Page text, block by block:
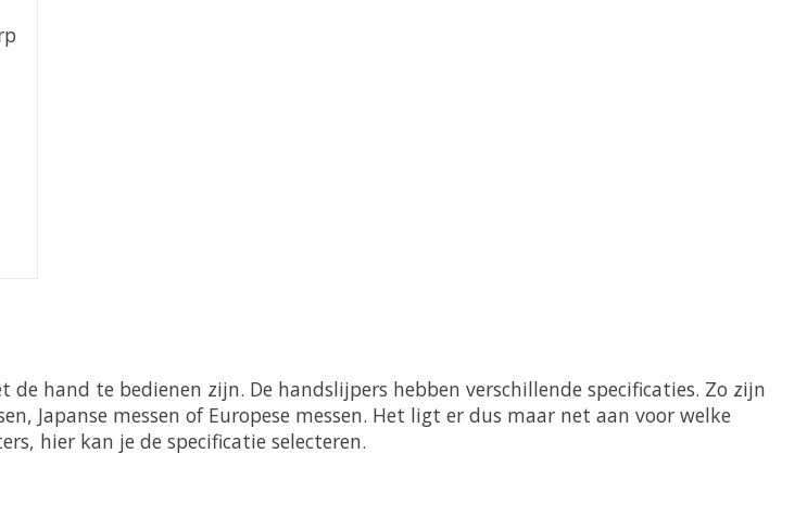
hand te bedienen zijn. De handslijpers hebben verschillende specificaties. Zo zijn
Japanse messen of Europese messen. Het ligt er dus maar net aan voor welke
hier kan je de specificatie selecteren.